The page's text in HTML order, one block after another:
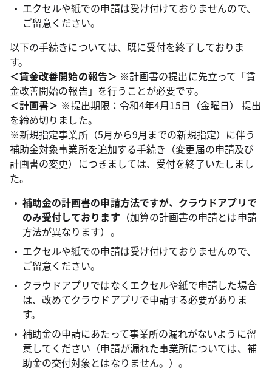
エクセルや紙での申請は受け付けておりませんので、
ご留意ください。
以下の手続きについては、既に受付を終了しておりま
す。
＜賃金改善開始の報告＞ ※計画書の提出に先立って「賃
金改善開始の報告」を行うことが必要です。
＜計画書＞ ※提出期限：令和4年4月15日（金曜日） 提出
を締め切りました。
※新規指定事業所（5月から9月までの新規指定）に伴う
補助金対象事業所を追加する手続き（変更届の申請及び
計画書の変更）につきましては、受付を終了いたしまし
た。
補助金の計画書の申請方法ですが、クラウドアプリで
のみ受付しております （加算の計画書の申請とは申請
方法が異なります）。
エクセルや紙での申請は受け付けておりませんので、
ご留意ください。
クラウドアプリではなくエクセルや紙で申請した場合
は、改めてクラウドアプリで申請する必要がありま
す。
補助金の申請にあたって事業所の漏れがないように留
意してください（申請が漏れた事業所については、補
助金の交付対象とはなりません。）。